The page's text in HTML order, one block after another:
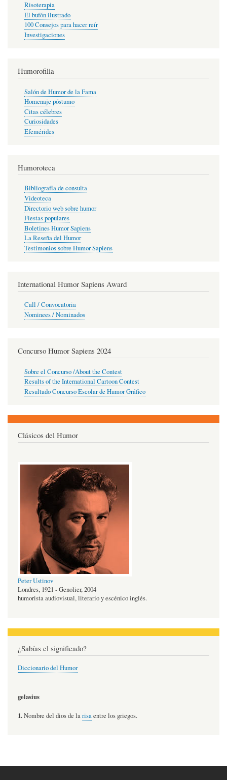
Risoterapia
El bufón ilustrado
100 Consejos para hacer reír
Investigaciones
Humorofilia
Salón de Humor de la Fama
Homenaje póstumo
Citas célebres
Curiosidades
Efemérides
Humoroteca
Bibliografía de consulta
Videoteca
Directorio web sobre humor
Fiestas populares
Boletines Humor Sapiens
La Reseña del Humor
Testimonios sobre Humor Sapiens
International Humor Sapiens Award
Call / Convocatoria
Nominees / Nominados
Concurso Humor Sapiens 2024
Sobre el Concurso /About the Contest
Results of the International Cartoon Contest
Resultado Concurso Escolar de Humor Gráfico
Clásicos del Humor
Peter Ustinov
Londres, 1921 - Genolier, 2004
humorista audiovisual, literario y escénico inglés.
¿Sabías el significado?
Diccionario del Humor
gelasius
1.Nombre del dios de larisaentre los griegos.